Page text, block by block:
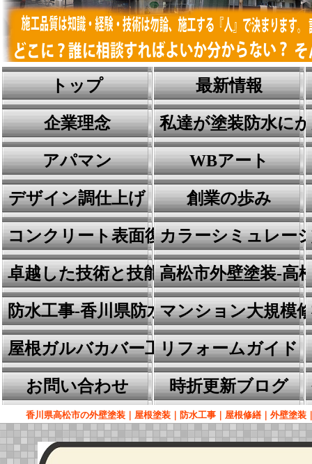
トップ 最新情報
企業理念 私達が塗装防水に
アパマン WBアート
デザイン調仕上げ 創業の歩み
コンクリート表面復元工法カラーシミュレー
卓越した技術と技能高松市外壁塗装-高
防水工事-香川県防水の川田建装
マンション大規模
屋根ガルバカバー工事リフォームガイド
お問い合わせ 時折更新ブログ
香川県高松市の外壁塗装｜屋根塗装｜防水工事｜屋根修繕｜外壁塗